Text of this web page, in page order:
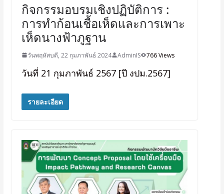
กิจกรรมอบรมเชิงปฏิบัติการ :
การทำก้อนเชื้อเห็ดและการเพาะ
เห็ดนางฟ้าภูฐาน
วันพฤหัสบดี, 22 กุมภาพันธ์ 2024 AdminIS 766 Views
วันที่ 21 กุมภาพันธ์ 2567 [ปี งปม.2567]
รายละเอียด